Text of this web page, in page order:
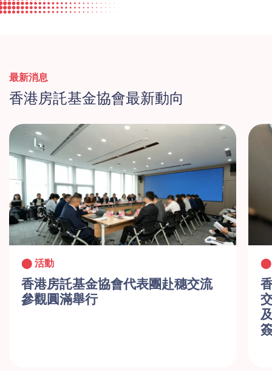
最新消息
香港房託基金協會最新動向
活動
香港房託基金協會代表團赴穗交流
參觀圓滿舉行